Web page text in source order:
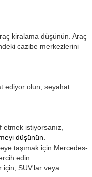
kiralama düşünün. Araç
cazibe merkezlerini
ediyor olun, seyahat
istiyorsanız,
düşünün.
taşımak için Mercedes-
edin.
için, SUV'lar veya